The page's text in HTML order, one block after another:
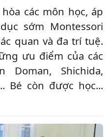
các môn học, áp
sớm Montessori
quan và đa trí tuệ.
ưu điểm của các
Doman, Shichida,
Bé còn được học...